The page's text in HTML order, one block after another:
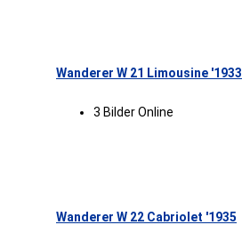
Wanderer W 21 Limousine '1933
3 Bilder Online
Wanderer W 22 Cabriolet '1935